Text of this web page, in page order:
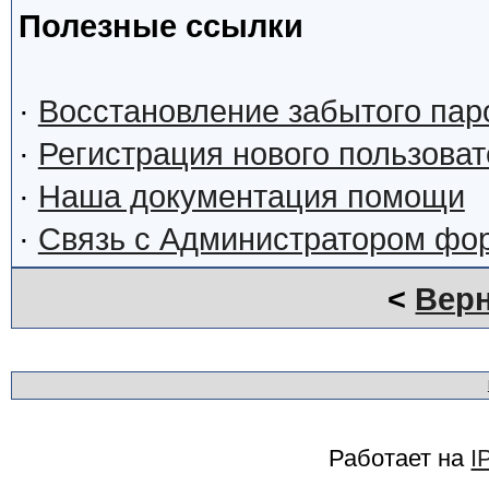
Полезные ссылки
· Восстановление забытого
· Регистрация нового
· Наша документация помощи
· Связь с Администратором
<
Работает на